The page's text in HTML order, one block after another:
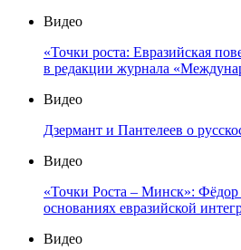
Видео
«Точки роста: Евразийская
в редакции журнала
Видео
Дзермант и Пантелеев о
Видео
«Точки Роста – Минск»: Фёдор
основаниях евразийской
Видео